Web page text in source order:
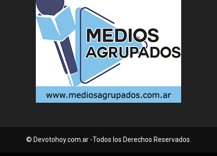
© Devotohoy.com.ar -Todos los Derechos Reservados.